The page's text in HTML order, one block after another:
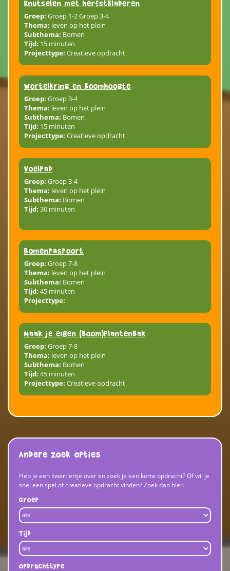
Knutselen met herfstbladeren
Groep: Groep 1-2 Groep 3-4
Thema: leven op het plein
Subthema: Bomen
Tijd: 15 minuten
Projecttype: Creatieve opdracht
Wortelkring en boomhoogte
Groep: Groep 3-4
Thema: leven op het plein
Subthema: Bomen
Tijd: 15 minuten
Projecttype: Creatieve opdracht
Voelpad
Groep: Groep 3-4
Thema: leven op het plein
Subthema: Bomen
Tijd: 30 minuten
Bomenpaspoort
Groep: Groep 7-8
Thema: leven op het plein
Subthema: Bomen
Tijd: 45 minuten
Projecttype:
Maak je eigen (boom)plantenbak
Groep: Groep 7-8
Thema: leven op het plein
Subthema: Bomen
Tijd: 45 minuten
Projecttype: Creatieve opdracht
Andere zoek opties
Heb je een kwartiertje over en zoek je een korte opdracht? Of wil je
snel een spel of creatieve opdracht vinden? Zoek dan hier.
Groep
Tijd
Opdrachttype